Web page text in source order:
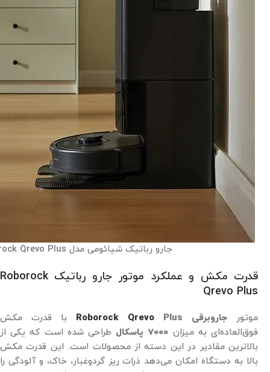
جارو رباتیک شیائومی مدل Roborock Qrevo Plus
قدرت مکش و عملکرد موتور جارو رباتیک Roborock
Qrevo Plus
موتور جاروبرقی Roborock Qrevo Plus
با قدرت مکش
فوق‌العاده‌ای به میزان 7000 پاسکال
طراحی شده است که یکی از
بالاترین مقادیر در این دسته از محصولات است. این قدرت مکش
بالا به دستگاه امکان می‌دهد ذرات ریز گردوغبار، خاک، و آلودگی را